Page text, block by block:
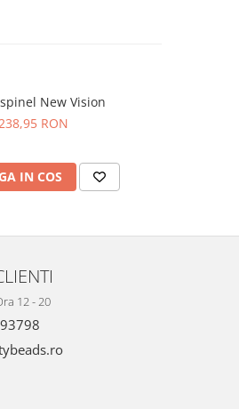
New Vision
RON
IN COS
12 - 20